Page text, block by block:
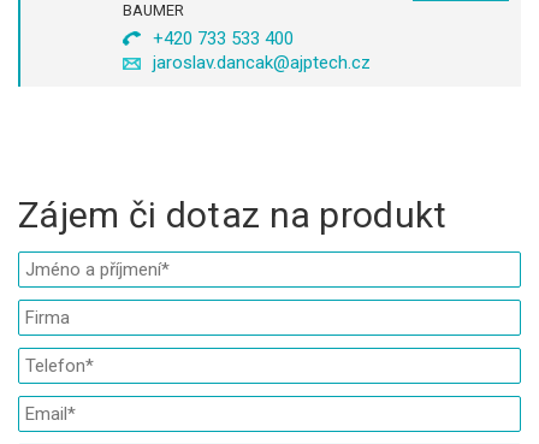
BAUMER
+420 733 533 400
jaroslav.dancak@ajptech.cz
Zájem či dotaz na produkt